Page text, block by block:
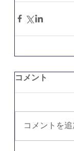
コメント
コメントを